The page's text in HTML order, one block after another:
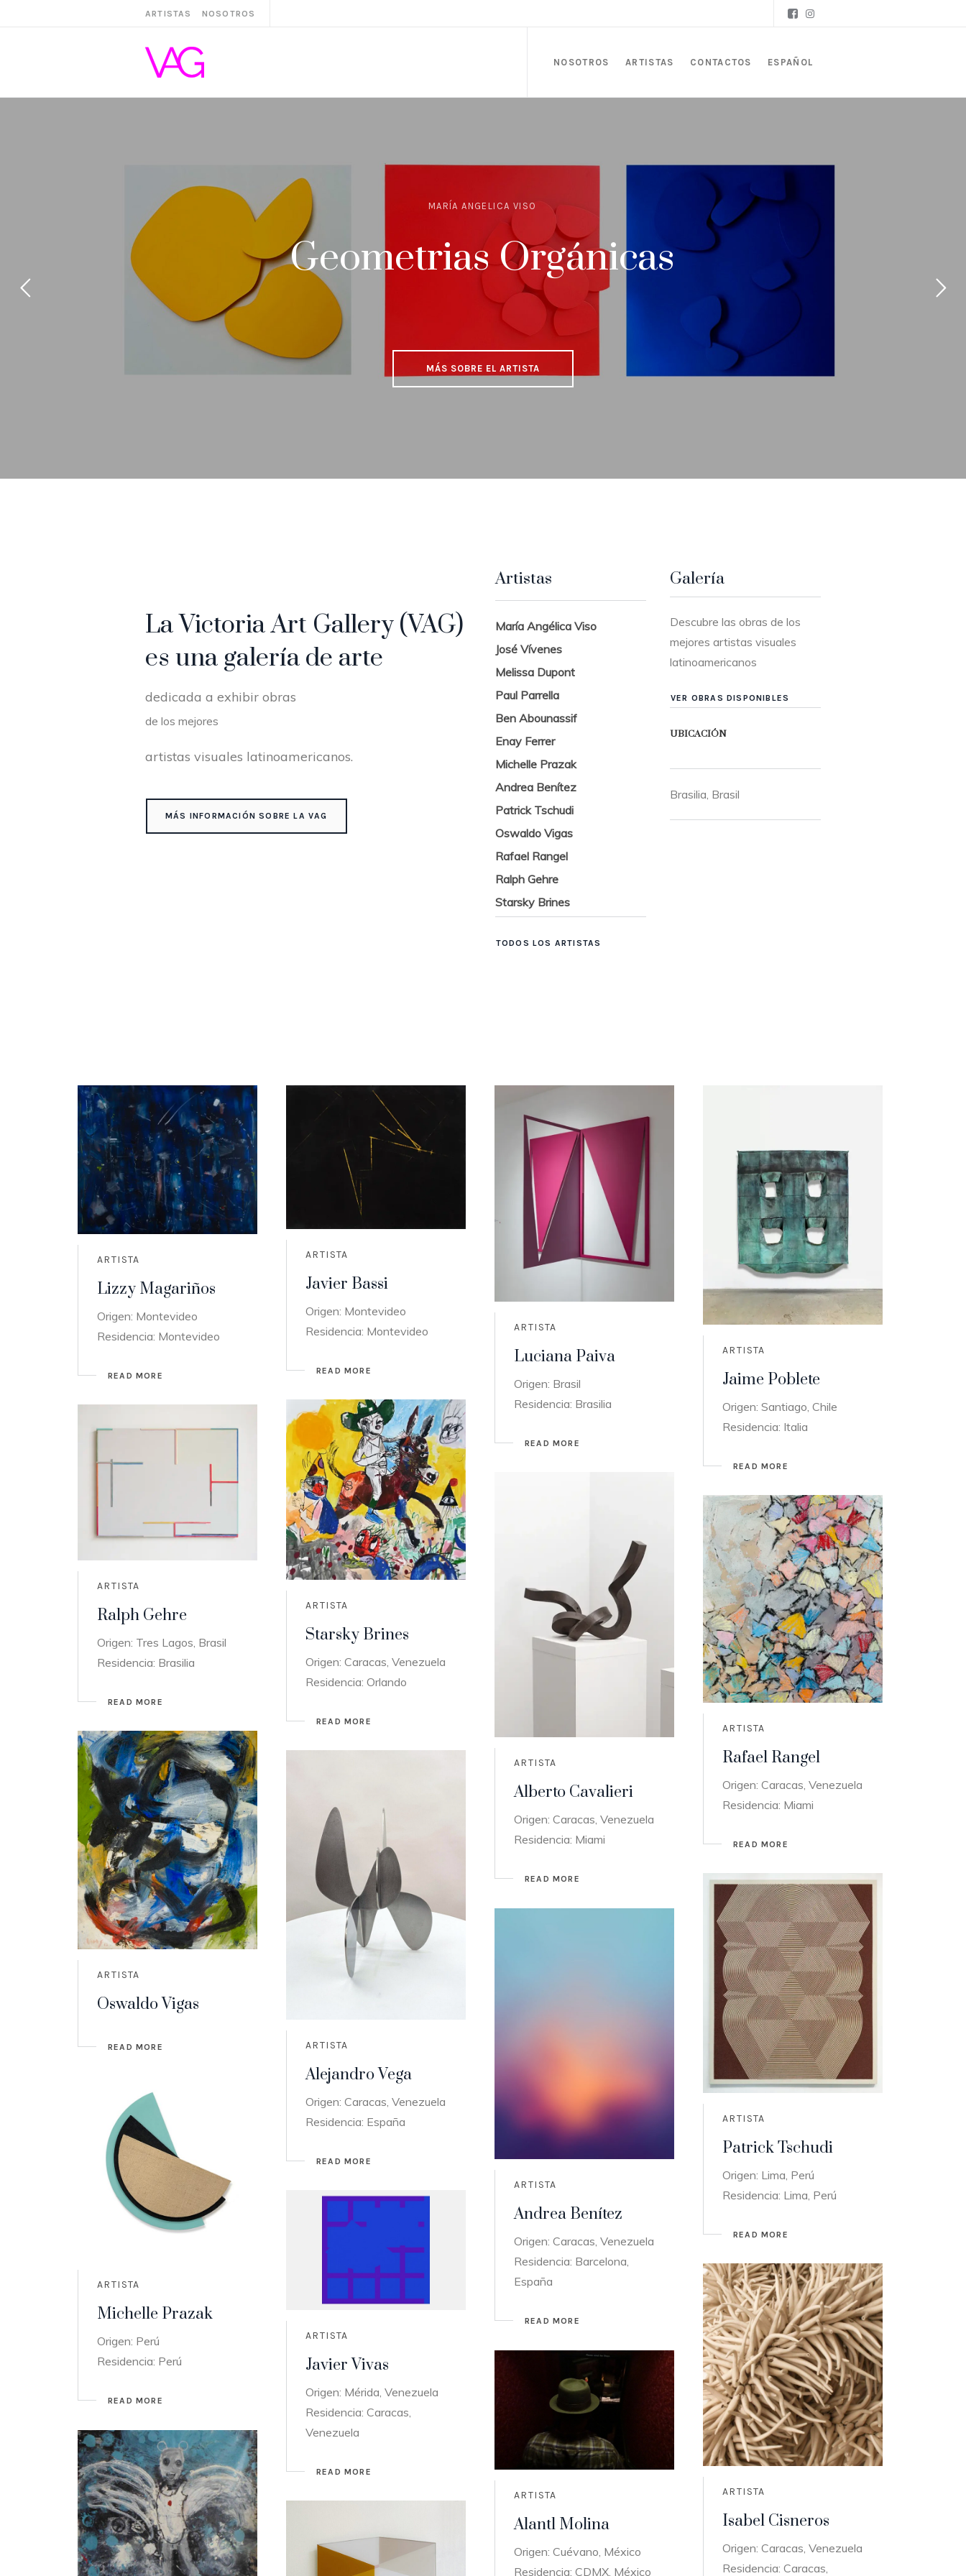
ARTISTAS NOSOTROS
NOSOTROS ARTISTAS CONTACTOS ESPAÑOL
MÁS SOBRE EL ARTISTA
MARÍA ANGELICA VISO
Geometrias Orgánicas
La Victoria Art Gallery (VAG)
es una galería de arte
dedicada a exhibir obras
de los mejores
artistas visuales latinoamericanos.
MÁS INFORMACIÓN SOBRE LA VAG
Artistas
María Angélica Viso
José Vívenes
Melissa Dupont
Paul Parrella
Ben Abounassif
Enay Ferrer
Michelle Prazak
Andrea Benítez
Patrick Tschudi
Oswaldo Vigas
Rafael Rangel
Ralph Gehre
Starsky Brines
TODOS LOS ARTISTAS
Galería
Descubre las obras de los
mejores artistas visuales
latinoamericanos
VER OBRAS DISPONIBLES
UBICACIÓN
Brasilia, Brasil
ARTISTA
Lizzy Magariños
Origen: Montevideo
Residencia: Montevideo
READ MORE
ARTISTA
Javier Bassi
Origen: Montevideo
Residencia: Montevideo
READ MORE
ARTISTA
Luciana Paiva
Origen: Brasil
Residencia: Brasilia
READ MORE
ARTISTA
Jaime Poblete
Origen: Santiago, Chile
Residencia: Italia
READ MORE
ARTISTA
Starsky Brines
Origen: Caracas, Venezuela
Residencia: Orlando
READ MORE
ARTISTA
Ralph Gehre
Origen: Tres Lagos, Brasil
Residencia: Brasilia
READ MORE
ARTISTA
Alberto Cavalieri
Origen: Caracas, Venezuela
Residencia: Miami
READ MORE
ARTISTA
Rafael Rangel
Origen: Caracas, Venezuela
Residencia: Miami
READ MORE
ARTISTA
Oswaldo Vigas
READ MORE ARTISTA
Alejandro Vega
Origen: Caracas, Venezuela
Residencia: España
READ MORE
ARTISTA
Patrick Tschudi
Origen: Lima, Perú
Residencia: Lima, Perú
READ MORE
ARTISTA
Andrea Benítez
Origen: Caracas, Venezuela
Residencia: Barcelona,
España
READ MORE
ARTISTA
Michelle Prazak
Origen: Perú
Residencia: Perú
READ MORE
ARTISTA
Javier Vivas
Origen: Mérida, Venezuela
Residencia: Caracas,
Venezuela
READ MORE
ARTISTA
Isabel Cisneros
Origen: Caracas, Venezuela
Residencia: Caracas,
ARTISTA
Alantl Molina
Origen: Cuévano, México
Residencia: CDMX, México